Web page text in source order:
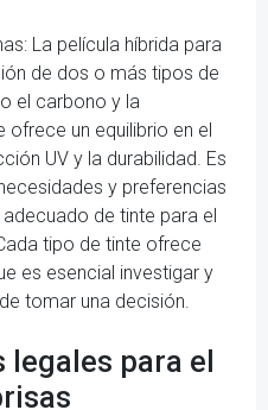
La película híbrida para
de dos o más tipos de
el carbono y la
un equilibrio en el
UV y la durabilidad. Es
y preferencias
de tinte para el
tipo de tinte ofrece
es esencial investigar y
tomar una decisión.
para el